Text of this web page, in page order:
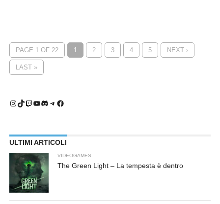
PAGE 1 OF 22 1 2 3 4 5 NEXT ›
LAST »
Instagram
TikTok
Twitch
YouTube
Discord
Telegram
Facebook
ULTIMI ARTICOLI
VIDEOGAMES
The Green Light – La tempesta è dentro